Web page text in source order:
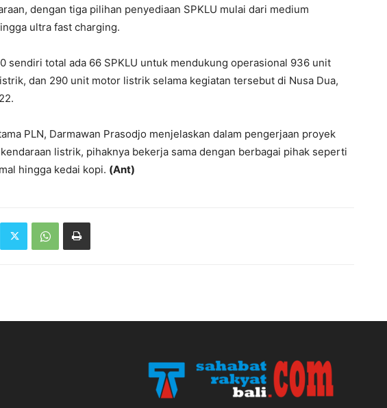
dengan tiga pilihan penyediaan SPKLU mulai dari medium
ultra fast charging.
sendiri total ada 66 SPKLU untuk mendukung operasional 936 unit
dan 290 unit motor listrik selama kegiatan tersebut di Nusa Dua,
PLN, Darmawan Prasodjo menjelaskan dalam pengerjaan proyek
listrik, pihaknya bekerja sama dengan berbagai pihak seperti
hingga kedai kopi. (Ant)